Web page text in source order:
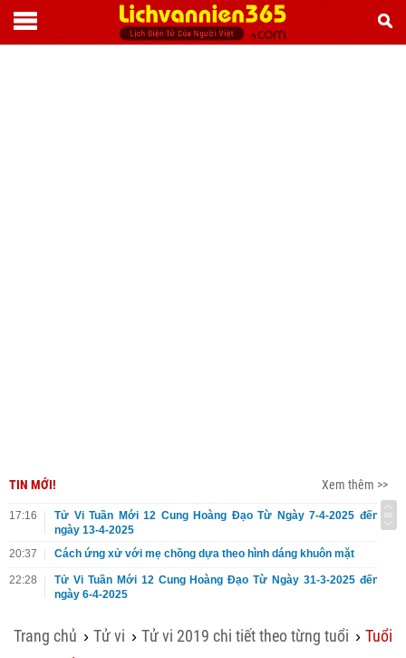
TIN MỚI! Xem thêm >>
17:16
Tử Vi Tuần Mới 12 Cung Hoàng Đạo Từ Ngày 7-4-2025 đến
ngày 13-4-2025
20:37
Cách ứng xử với mẹ chồng dựa theo hình dáng khuôn mặt
22:28
Tử Vi Tuần Mới 12 Cung Hoàng Đạo Từ Ngày 31-3-2025 đến
ngày 6-4-2025
Trang chủ › Tử vi › Tử vi 2019 chi tiết theo từng tuổi › Tuổi